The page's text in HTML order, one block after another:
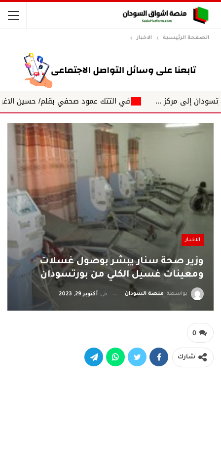
الصفحة الرئيسية الاخبار
مركز ... في التتك عمود صحفي بقلم/ حسين الاغبش
الاخبار
وزير صحة سنار يبشر بوصول غسلات
ومعينات غسيل الكلي من بورتسودان
بواسطة منصة السودان في أكتوبر 29, 2023
0
شارك